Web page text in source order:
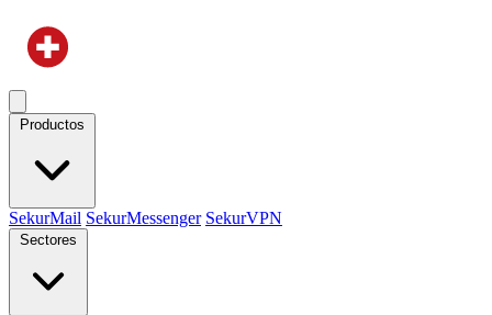
Productos
SekurMail SekurMessenger SekurVPN
Sectores